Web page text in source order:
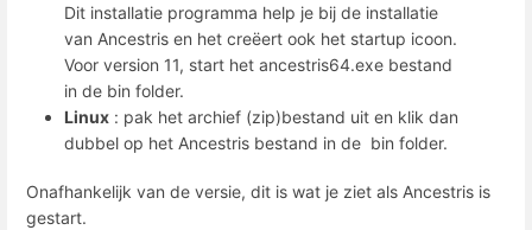
Dit installatie programma help je bij de installatie
van Ancestris en het creëert ook het startup icoon.
Voor version 11, start het ancestris64.exe bestand
in de bin folder.
Linux : pak het archief (zip)bestand uit en klik dan
dubbel op het Ancestris bestand in de bin folder.
Onafhankelijk van de versie, dit is wat je ziet als Ancestris is
gestart.